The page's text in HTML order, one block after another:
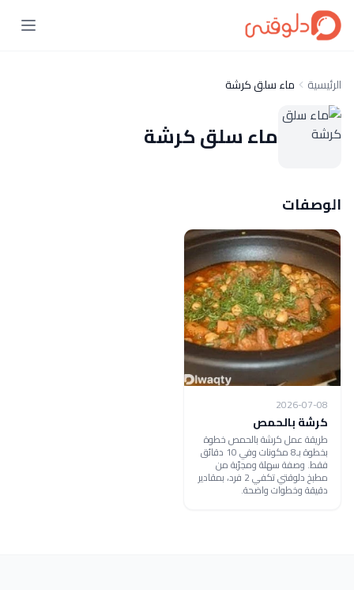
الرئيسية ماء سلق كرشة
ماء سلق كرشة
الوصفات
2026-07-08
كرشة بالحمص
طريقة عمل كرشة بالحمص خطوة
بخطوة بـ8 مكونات وفي 10 دقائق
فقط. وصفة سهلة ومجرّبة من
مطبخ دلوقتي تكفي 2 فرد، بمقادير
دقيقة وخطوات واضحة.